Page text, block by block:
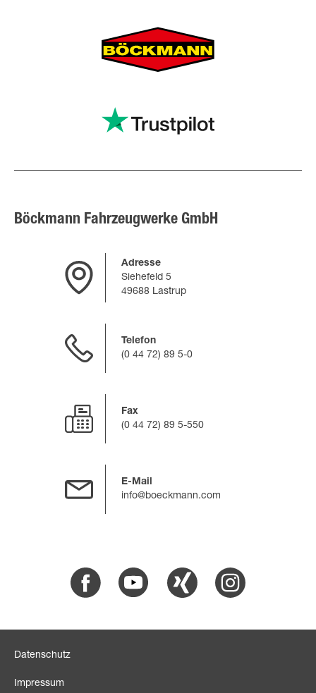
Böckmann Fahrzeugwerke GmbH
Adresse
Siehefeld 5
49688 Lastrup
Telefon
(0 44 72) 89 5-0
Fax
(0 44 72) 89 5-550
E-Mail
info@boeckmann.com
Facebook Youtube Xing Instagram
Datenschutz
Impressum